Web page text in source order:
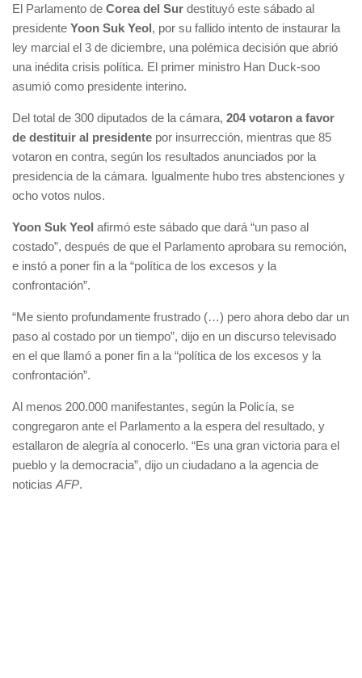
El Parlamento de Corea del Sur destituyó este sábado al
presidente Yoon Suk Yeol, por su fallido intento de instaurar la
ley marcial el 3 de diciembre, una polémica decisión que abrió
una inédita crisis política. El primer ministro Han Duck-soo
asumió como presidente interino.
Del total de 300 diputados de la cámara, 204 votaron a favor
de destituir al presidente por insurrección, mientras que 85
votaron en contra, según los resultados anunciados por la
presidencia de la cámara. Igualmente hubo tres abstenciones y
ocho votos nulos.
Yoon Suk Yeol afirmó este sábado que dará “un paso al
costado”, después de que el Parlamento aprobara su remoción,
e instó a poner fin a la “política de los excesos y la
confrontación”.
“Me siento profundamente frustrado (…) pero ahora debo dar un
paso al costado por un tiempo”, dijo en un discurso televisado
en el que llamó a poner fin a la “política de los excesos y la
confrontación”.
Al menos 200.000 manifestantes, según la Policía, se
congregaron ante el Parlamento a la espera del resultado, y
estallaron de alegría al conocerlo. “Es una gran victoria para el
pueblo y la democracia”, dijo un ciudadano a la agencia de
noticias AFP.